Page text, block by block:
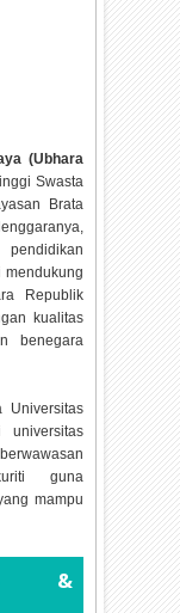
(Ubhara
Swasta
Brata
mendukung
Republik
kualitas
benegara
Universitas
universitas
guna
mampu
&